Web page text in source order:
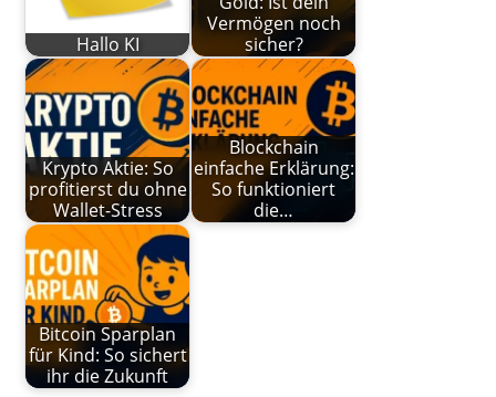
Hallo KI
Vermögen noch
sicher?
Krypto Aktie: So
profitierst du ohne
Wallet-Stress
Blockchain
einfache Erklärung:
So funktioniert
die…
Bitcoin Sparplan
für Kind: So sichert
ihr die Zukunft